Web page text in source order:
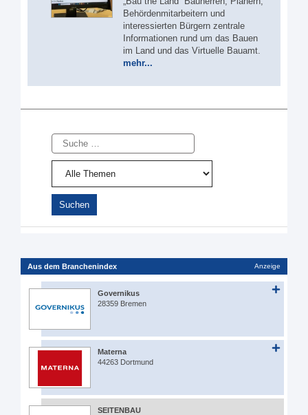
Behördenmitarbeitern und
interessierten Bürgern zentrale
Informationen rund um das Bauen
im Land und das Virtuelle Bauamt.
mehr...
Suche
Aus dem Branchenindex Anzeige
Governikus
28359 Bremen
Materna
44263 Dortmund
SEITENBAU